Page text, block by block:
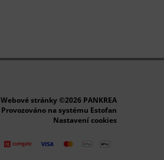
Webové stránky ©2026 PANKREA
Provozováno na systému Estofan
Nastavení cookies